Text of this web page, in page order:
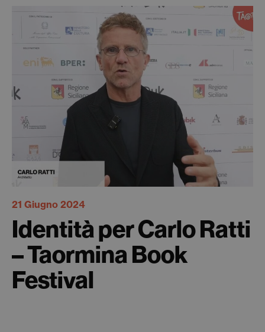
21 Giugno 2024
Identità per Carlo Ratti
– Taormina Book
Festival